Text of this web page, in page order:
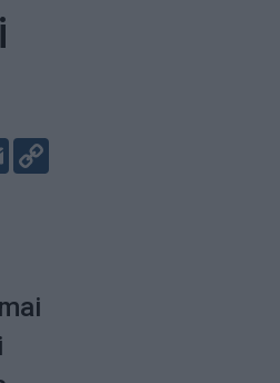
Email